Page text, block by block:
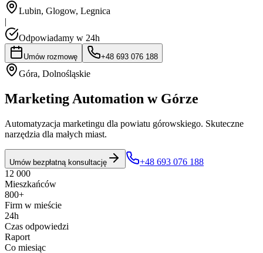
Lubin, Glogow, Legnica
|
Odpowiadamy w 24h
Umów rozmowę +48 693 076 188
Góra, Dolnośląskie
Marketing Automation w Górze
Automatyzacja marketingu dla powiatu górowskiego. Skuteczne
narzędzia dla małych miast.
Umów bezpłatną konsultację
+48 693 076 188
12 000
Mieszkańców
800+
Firm w mieście
24h
Czas odpowiedzi
Raport
Co miesiąc